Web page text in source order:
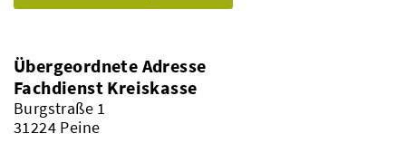
Übergeordnete Adresse
Fachdienst Kreiskasse
Burgstraße 1
31224 Peine